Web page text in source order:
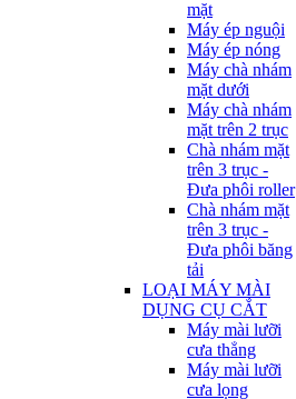
mặt
Máy ép nguội
Máy ép nóng
Máy chà nhám
mặt dưới
Máy chà nhám
mặt trên 2 trục
Chà nhám mặt
trên 3 trục -
Đưa phôi roller
Chà nhám mặt
trên 3 trục -
Đưa phôi băng
tải
LOẠI MÁY MÀI
DỤNG CỤ CẮT
Máy mài lưỡi
cưa thẳng
Máy mài lưỡi
cưa lọng